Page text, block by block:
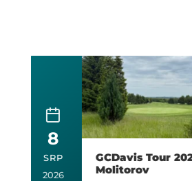
SRP
2026
Semifinále
Bohdaneč